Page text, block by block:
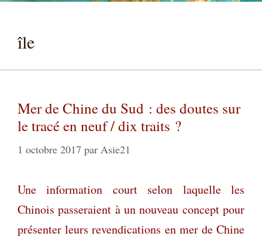
île
Mer de Chine du Sud : des doutes sur
le tracé en neuf / dix traits ?
1 octobre 2017 par Asie21
Une information court selon laquelle les
Chinois passeraient à un nouveau concept pour
présenter leurs revendications en mer de Chine